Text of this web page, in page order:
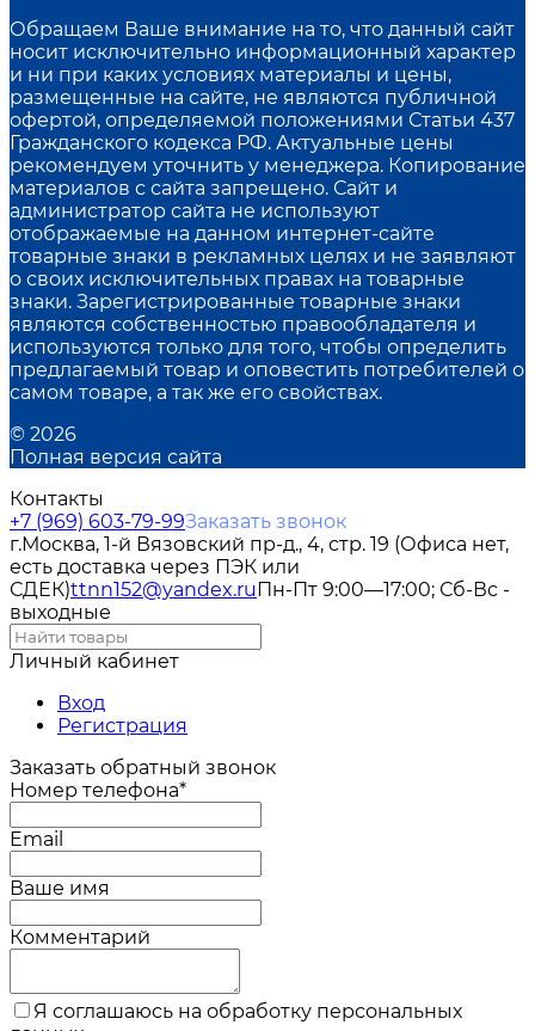
Обращаем Ваше внимание на то, что данный сайт
носит исключительно информационный характер
и ни при каких условиях материалы и цены,
размещенные на сайте, не являются публичной
офертой, определяемой положениями Статьи 437
Гражданского кодекса РФ. Актуальные цены
рекомендуем уточнить у менеджера. Копирование
материалов с сайта запрещено. Сайт и
администратор сайта не используют
отображаемые на данном интернет-сайте
товарные знаки в рекламных целях и не заявляют
о своих исключительных правах на товарные
знаки. Зарегистрированные товарные знаки
являются собственностью правообладателя и
используются только для того, чтобы определить
предлагаемый товар и оповестить потребителей о
самом товаре, а так же его свойствах.
© 2026
Полная версия сайта
Контакты
+7 (969) 603-79-99Заказать звонок
г.Москва, 1-й Вязовский пр-д., 4, стр. 19 (Офиса нет,
есть доставка через ПЭК или
СДЕК)ttnn152@yandex.ruПн-Пт 9:00—17:00; Сб-Вс -
выходные
Личный кабинет
Вход
Регистрация
Заказать обратный звонок
Номер телефона*
Email
Ваше имя
Комментарий
Я соглашаюсь на обработку персональных